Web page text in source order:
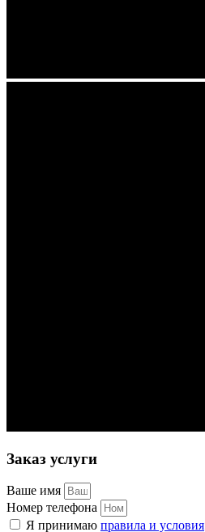
Заказ услуги
Ваше имя
Номер телефона
Я принимаю правила и условия